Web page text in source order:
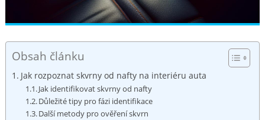
Obsah článku
Jak rozpoznat skvrny od nafty na interiéru auta
Jak identifikovat skvrny od nafty
Důležité tipy pro fázi identifikace
Další metody pro ověření skvrn